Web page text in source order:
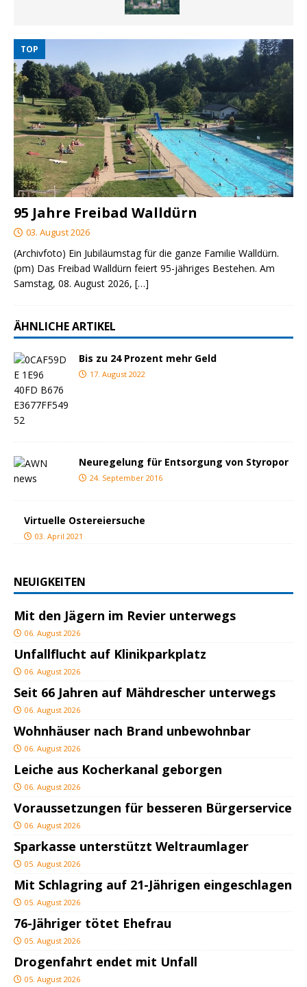
TOP
95 Jahre Freibad Walldürn
03. August 2026
(Archivfoto) Ein Jubiläumstag für die ganze Familie Walldürn.
(pm) Das Freibad Walldürn feiert 95-jähriges Bestehen. Am
Samstag, 08. August 2026, […]
ÄHNLICHE ARTIKEL
Bis zu 24 Prozent mehr Geld
17. August 2022
Neuregelung für Entsorgung von Styropor
24. September 2016
Virtuelle Ostereiersuche
03. April 2021
NEUIGKEITEN
Mit den Jägern im Revier unterwegs
06. August 2026
Unfallflucht auf Klinikparkplatz
06. August 2026
Seit 66 Jahren auf Mähdrescher unterwegs
06. August 2026
Wohnhäuser nach Brand unbewohnbar
06. August 2026
Leiche aus Kocherkanal geborgen
06. August 2026
Voraussetzungen für besseren Bürgerservice
06. August 2026
Sparkasse unterstützt Weltraumlager
05. August 2026
Mit Schlagring auf 21-Jährigen eingeschlagen
05. August 2026
76-Jähriger tötet Ehefrau
05. August 2026
Drogenfahrt endet mit Unfall
05. August 2026